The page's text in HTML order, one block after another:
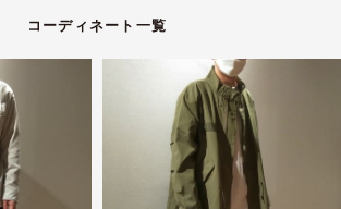
コーディネート一覧